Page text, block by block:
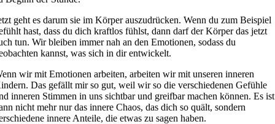
geht es darum sie im Körper auszudrücken. Wenn du zum Beispiel
hast, dass du dich kraftlos fühlst, dann darf der Körper das jetzt
tun. Wir bleiben immer nah an den Emotionen, sodass du
kannst, was sich in dir entwickelt.
wir mit Emotionen arbeiten, arbeiten wir mit unseren inneren
Das gefällt mir so gut, weil wir so die verschiedenen Gefühle
inneren Stimmen in uns sichtbar und greifbar machen können. Es ist
nicht mehr nur das innere Chaos, das dich so quält, sondern
innere Anteile, die etwas zu sagen haben.